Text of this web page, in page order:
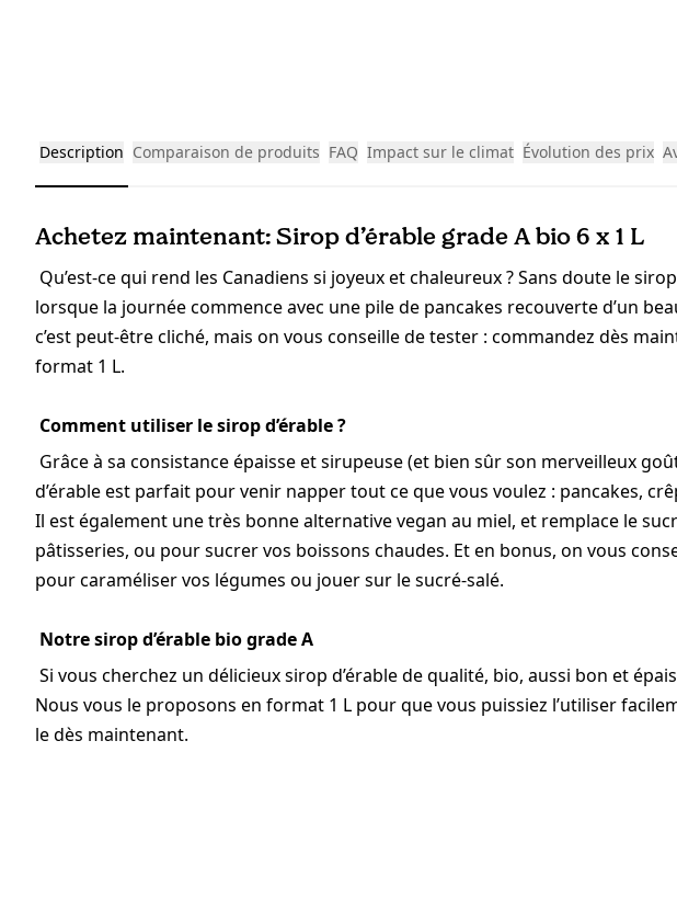
Description Comparaison de produits FAQ Impact sur le climat Évolution des prix
Achetez maintenant: Sirop d’érable grade A bio 6 x 1 L
Qu’est-ce qui rend les Canadiens si joyeux et chaleureux ? Sans doute le
lorsque la journée commence avec une pile de pancakes recouverte d’un
c’est peut-être cliché, mais on vous conseille de tester : commandez dès
format 1 L.
Comment utiliser le sirop d’érable ?
Grâce à sa consistance épaisse et sirupeuse (et bien sûr son merveilleux
d’érable est parfait pour venir napper tout ce que vous voulez : pancakes,
Il est également une très bonne alternative vegan au miel, et remplace le
pâtisseries, ou pour sucrer vos boissons chaudes. Et en bonus, on vous
pour caraméliser vos légumes ou jouer sur le sucré-salé.
Notre sirop d’érable bio grade A
Si vous cherchez un délicieux sirop d’érable de qualité, bio, aussi bon et épais
Nous vous le proposons en format 1 L pour que vous puissiez l’utiliser
le dès maintenant.